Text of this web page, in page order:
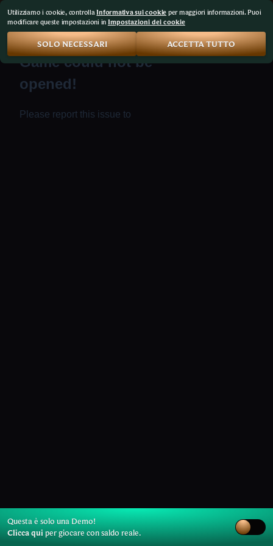
Questa è solo una Demo!
Clicca qui per giocare con saldo reale.
Utilizziamo i cookie, controllaInformativa sui cookie per maggiori informazioni. Puoi
modificare queste impostazioni in Impostazioni dei cookie
SOLO NECESSARI ACCETTA TUTTO